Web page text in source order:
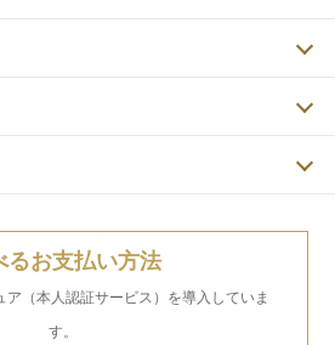
るお支払い方法
（本人認証サービス）を導入していま
す。